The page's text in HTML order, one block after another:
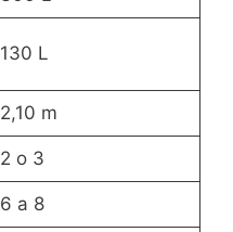
130 L
2,10 m
2 o 3
6 a 8